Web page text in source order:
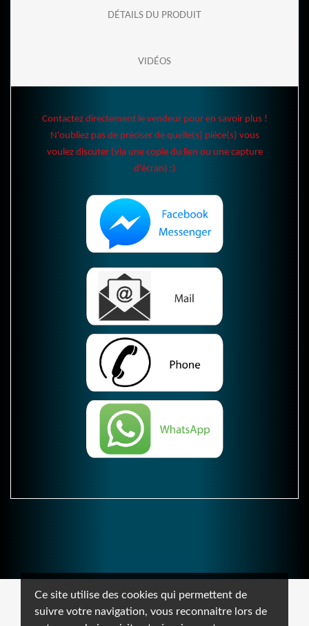
Ce site utilise des cookies qui permettent de
suivre votre navigation, vous reconnaitre lors de
DÉTAILS DU PRODUIT
VIDÉOS
Contactez directement le vendeur pour en savoir plus !
N'oubliez pas de préciser de quelle(s) pièce(s) vous
voulez discuter (via une copie du lien ou une capture
d'écran) :)